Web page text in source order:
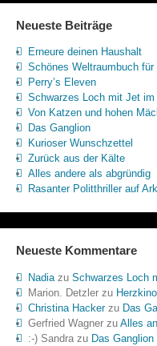
Neueste Beiträge
Erneure deinen Haushalt
Schönes Weltraumbuch für
Perry’s Eleven
Schwarzes Loch mit Jet
Von Katzen und hohen
Das Ganglion
Kurioser Wunschzettel
Zurück aus der Kälte
Alles andere als abgründig
Rasanter Politthriller auf
Neueste Kommentare
Nadiazu Schwarzes Loch
Marion. Detzlerzu Herzkino
Christina Hackerzu Das
Gerfried Wagnerzu Alles
:-) Sandrazu Das Ganglion